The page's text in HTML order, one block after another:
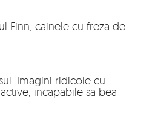
Finn, cainele cu freza de
Imagini ridicole cu
incapabile sa bea